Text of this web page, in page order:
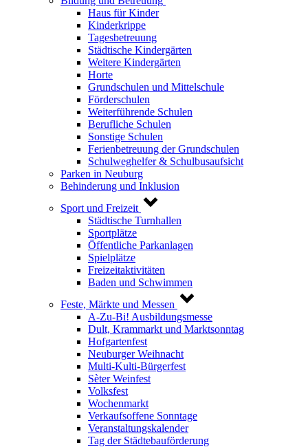
Haus für Kinder
Kinderkrippe
Tagesbetreuung
Städtische Kindergärten
Weitere Kindergärten
Horte
Grundschulen und Mittelschule
Förderschulen
Weiterführende Schulen
Berufliche Schulen
Sonstige Schulen
Ferienbetreuung der Grundschulen
Schulweghelfer & Schulbusaufsicht
Parken in Neuburg
Behinderung und Inklusion
Sport und Freizeit
Städtische Turnhallen
Sportplätze
Öffentliche Parkanlagen
Spielplätze
Freizeitaktivitäten
Baden und Schwimmen
Feste, Märkte und Messen
A-Zu-Bi! Ausbildungsmesse
Dult, Krammarkt und Marktsonntag
Hofgartenfest
Neuburger Weihnacht
Multi-Kulti-Bürgerfest
Sèter Weinfest
Volksfest
Wochenmarkt
Verkaufsoffene Sonntage
Veranstaltungskalender
Tag der Städtebauförderung